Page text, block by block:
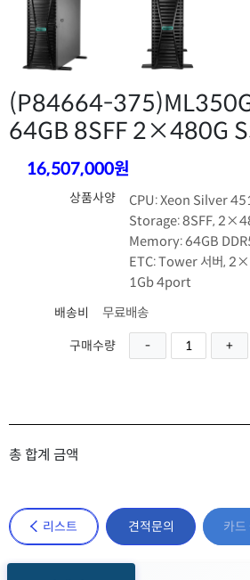
(P84664-375)
64GB 8SFF 2×480G
16,507,000원
상품사양
CPU: Xeon Silver
Storage: 8SFF,
Memory: 64GB
ETC: Tower 서버,
1Gb 4port
배송비
무료배송
구매수량
총 합계 금액
리스트 견적문의 카드